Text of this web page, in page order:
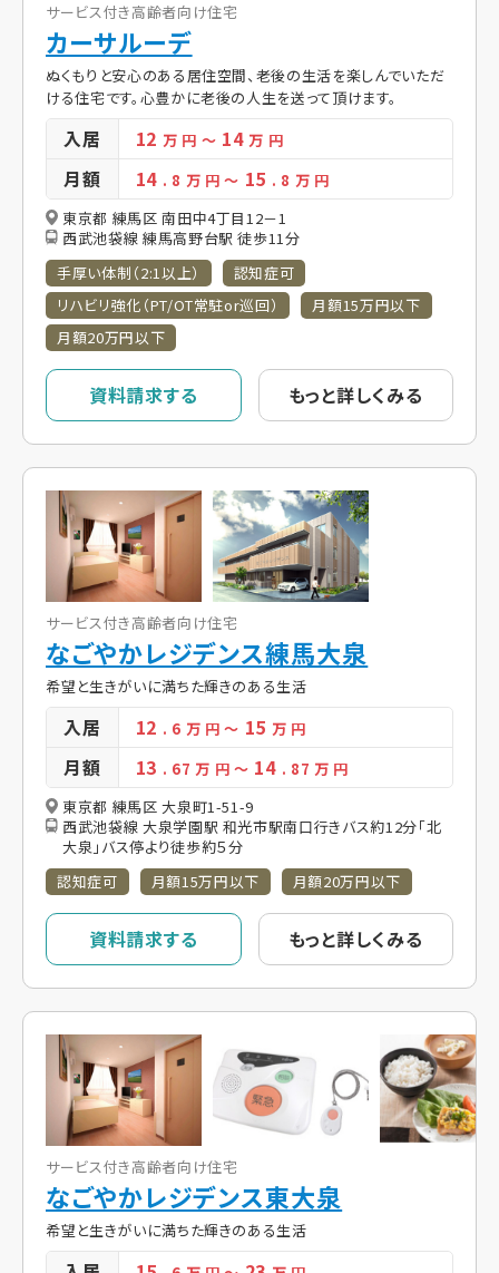
サービス付き高齢者向け住宅
カーサルーデ
ぬくもりと安心のある居住空間、老後の生活を楽しんでいただ
ける住宅です。心豊かに老後の人生を送って頂けます。
入居 12万 円 ～ 14万 円
月額 14 . 8 万 円～ 15 . 8 万 円
東京都 練馬区 南田中4丁目12－1
西武池袋線 練馬高野台駅 徒歩11分
手厚い体制（2:1以上）
認知症可
リハビリ強化（PT/OT常駐or巡回）
月額15万円以下
月額20万円以下
資料請求する もっと詳しくみる
サービス付き高齢者向け住宅
なごやかレジデンス練馬大泉
希望と生きがいに満ちた輝きのある生活
入居 12 . 6 万 円～ 15万 円
月額 13 . 67万 円 ～ 14 . 87 万 円
東京都 練馬区 大泉町1-51-9
西武池袋線 大泉学園駅 和光市駅南口行きバス約12分「北
大泉」バス停より徒歩約５分
認知症可
月額15万円以下 月額20万円以下
資料請求する もっと詳しくみる
サービス付き高齢者向け住宅
なごやかレジデンス東大泉
希望と生きがいに満ちた輝きのある生活